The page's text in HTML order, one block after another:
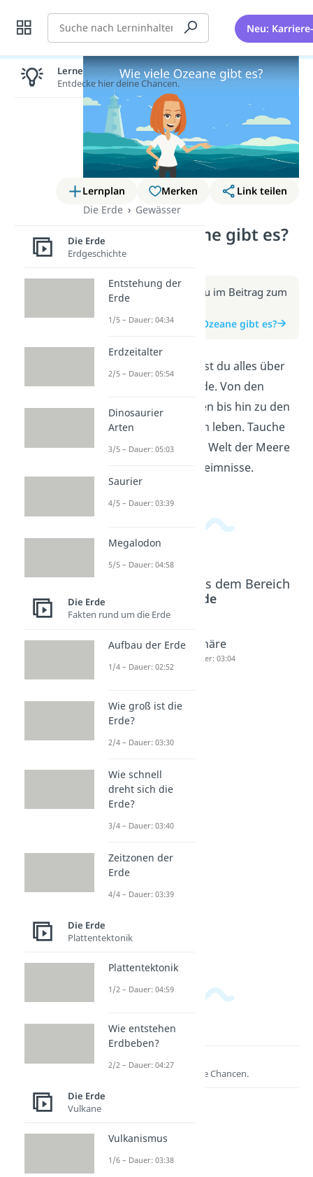
Suche Neu:
Lernplan Merken
Link teilen
Die Erde
Gewässer
Wie viele Ozeane gibt es?
(Video)
Weitere Infos erhältst du im Beitrag zum
zum Beitrag: Wie viele Ozeane gibt es?
In diesem Video erfährst du alles über
die Ozeane unserer Erde. Von den
verschiedenen Regionen bis hin zu den
Lebewesen, die in ihnen leben. Tauche
ein in die faszinierende Welt der Meere
und entdecke ihre Geheimnisse.
Beliebte Inhalte aus dem Bereich
Die Erde
Meer
Süßwasse
r Meer
Schäre
Dauer: 03:04
Lernen lohnt sich!
Entdecke hier deine Chancen.
Lernen lohnt sich!
Entdecke hier deine Chancen.
Die Erde
Erdgeschichte
Entstehung der
Erde
1/5 – Dauer: 04:34
Erdzeitalter
2/5 – Dauer: 05:54
Dinosaurier
Arten
3/5 – Dauer: 05:03
Saurier
4/5 – Dauer: 03:39
Megalodon
5/5 – Dauer: 04:58
Die Erde
Fakten rund um die Erde
Aufbau der Erde
1/4 – Dauer: 02:52
Wie groß ist die
Erde?
2/4 – Dauer: 03:30
Wie schnell
dreht sich die
Erde?
3/4 – Dauer: 03:40
Zeitzonen der
Erde
4/4 – Dauer: 03:39
Die Erde
Plattentektonik
Plattentektonik
1/2 – Dauer: 04:59
Wie entstehen
Erdbeben?
2/2 – Dauer: 04:27
Die Erde
Vulkane
Vulkanismus
1/6 – Dauer: 03:38